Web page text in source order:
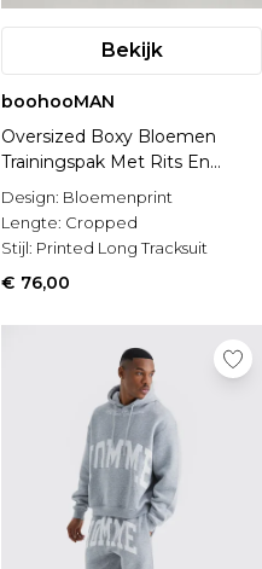
Bekijk
boohooMAN
Oversized Boxy Bloemen
Trainingspak Met Rits En
Reliëf
Design: Bloemenprint
Lengte: Cropped
Stijl: Printed Long Tracksuit
€ 76,00